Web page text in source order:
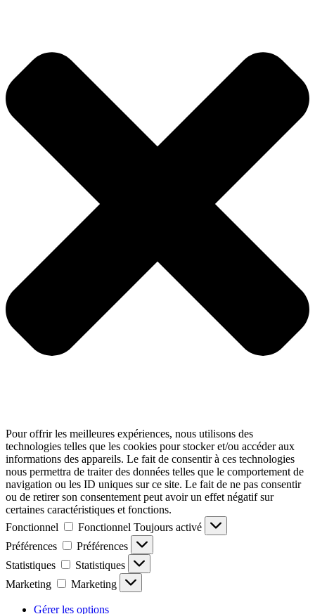
Pour offrir les meilleures expériences, nous utilisons des
technologies telles que les cookies pour stocker et/ou accéder aux
informations des appareils. Le fait de consentir à ces technologies
nous permettra de traiter des données telles que le comportement de
navigation ou les ID uniques sur ce site. Le fait de ne pas consentir
ou de retirer son consentement peut avoir un effet négatif sur
certaines caractéristiques et fonctions.
Fonctionnel
Fonctionnel Toujours activé
Préférences
Préférences
Statistiques
Statistiques
Marketing
Marketing
Gérer les options